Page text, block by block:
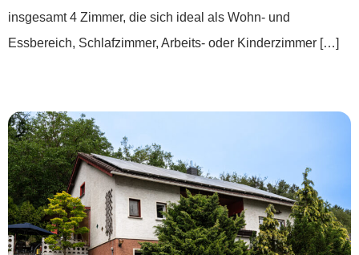
insgesamt 4 Zimmer, die sich ideal als Wohn- und
Essbereich, Schlafzimmer, Arbeits- oder Kinderzimmer […]